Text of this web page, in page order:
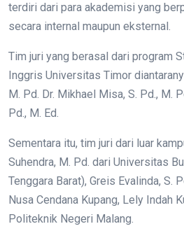
terdiri dari para akademisi yang
secara internal maupun eksternal.
Tim juri yang berasal dari program
Inggris Universitas Timor
M. Pd. Dr. Mikhael Misa, S. Pd., M.
Pd., M. Ed.
Sementara itu, tim juri dari luar
Suhendra, M. Pd. dari Universitas
Tenggara Barat), Greis Evalinda, S.
Nusa Cendana Kupang, Lely Indah
Politeknik Negeri Malang.